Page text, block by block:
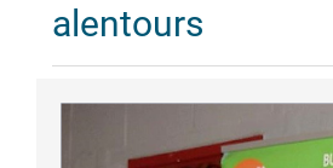
alentours